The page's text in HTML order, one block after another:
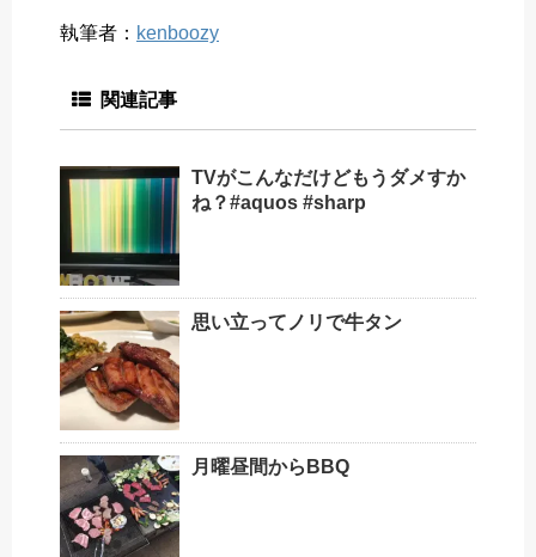
執筆者： kenboozy
関連記事
TVがこんなだけどもうダメすか
ね？#aquos #sharp
思い立ってノリで牛タン
月曜昼間からBBQ